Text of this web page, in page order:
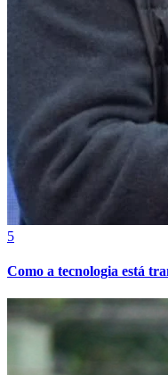
5
Como a tecnologia está